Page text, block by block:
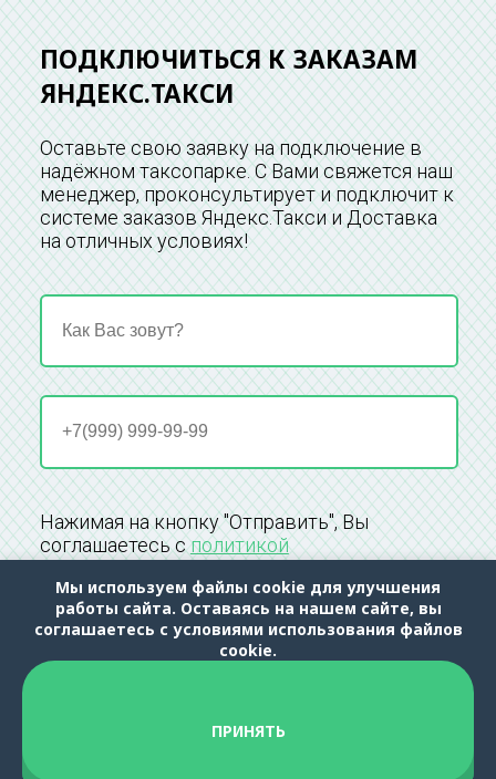
ПОДКЛЮЧИТЬСЯ К ЗАКАЗАМ
ЯНДЕКС.ТАКСИ
Оставьте свою заявку на подключение в
надёжном таксопарке. С Вами свяжется наш
менеджер, проконсультирует и подключит к
системе заказов Яндекс.Такси и Доставка
на отличных условиях!
Нажимая на кнопку "Отправить", Вы
соглашаетесь сполитикой
конфиденциальности
Мы используем файлы cookie для улучшения
работы сайта. Оставаясь на нашем сайте, вы
соглашаетесь с условиями использования файлов
cookie.
ПРИНЯТЬ